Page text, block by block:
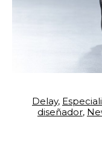
Delay,
diseñador,